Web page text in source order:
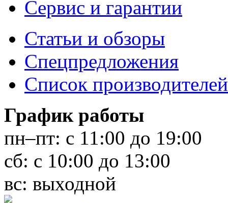
Сервис и гарантии
Статьи и обзоры
Спецпредложения
Список производителей
График работы
пн–пт: с 11:00 до 19:00
сб: с 10:00 до 13:00
вс: выходной